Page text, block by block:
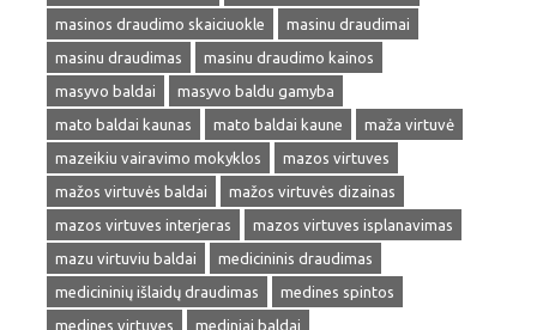
masinos draudimo skaiciuokle
masinu draudimai
masinu draudimas
masinu draudimo kainos
masyvo baldai
masyvo baldu gamyba
mato baldai kaunas
mato baldai kaune
maža virtuvė
mazeikiu vairavimo mokyklos
mazos virtuves
mažos virtuvės baldai
mažos virtuvės dizainas
mazos virtuves interjeras
mazos virtuves isplanavimas
mazu virtuviu baldai
medicininis draudimas
medicininių išlaidų draudimas
medines spintos
medines virtuves
mediniai baldai